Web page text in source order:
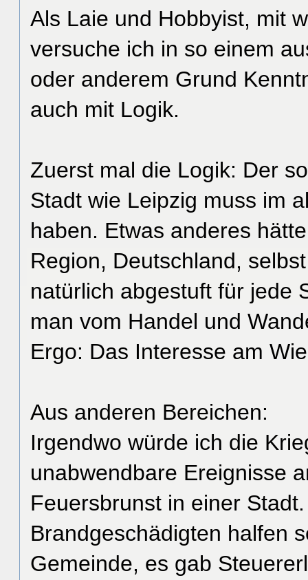
Als Laie und Hobbyist, mit
versuche ich in so einem
oder anderem Grund
auch mit Logik.
Zuerst mal die Logik: Der
Stadt wie Leipzig muss im
haben. Etwas anderes
Region, Deutschland,
natürlich abgestuft für jede
man vom Handel und
Ergo: Das Interesse am
Aus anderen Bereichen:
Irgendwo würde ich die
unabwendbare Ereignisse
Feuersbrunst in einer Stadt.
Brandgeschädigten halfen
Gemeinde, es gab